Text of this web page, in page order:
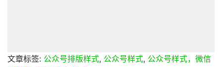
文章标签: 公众号排版样式, 公众号样式, 公众号样式，微信